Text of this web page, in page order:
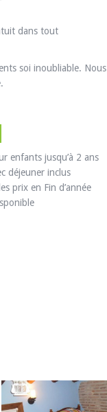
dans tout
soi inoubliable. Nous
enfants jusqu’à 2 ans
déjeuner inclus
prix en Fin d’année